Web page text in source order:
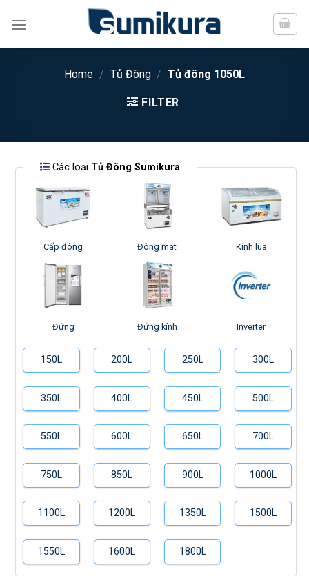
đến
Home / Tủ Đông / Tủ đông 1050L
FILTER
Các loại Tủ Đông Sumikura
Cấp đông Đông mát Kính lùa
Đứng Đứng kính Inverter
150L 200L 250L 300L
350L 400L 450L 500L
550L 600L 650L 700L
750L 850L 900L 1000L
1100L 1200L 1350L 1500L
1550L 1600L 1800L